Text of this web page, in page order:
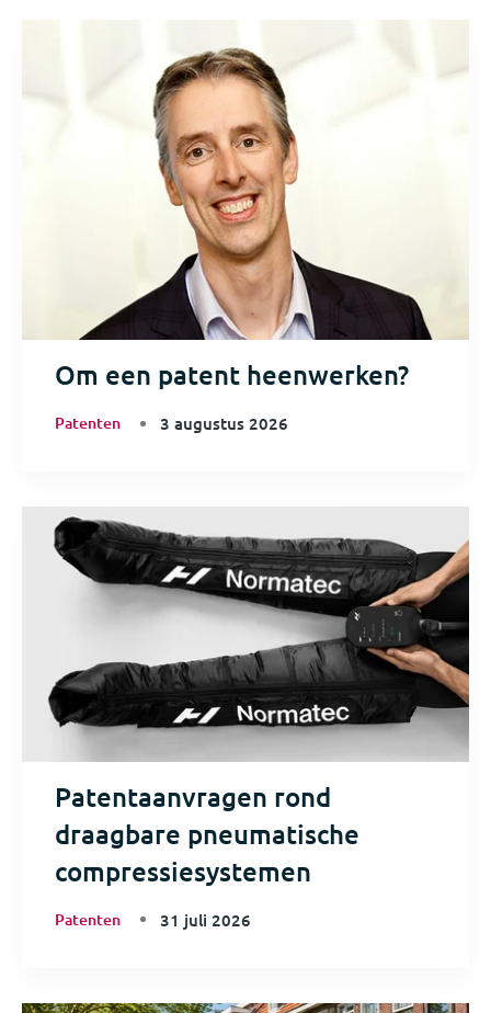
Om een patent heenwerken?
Patenten 3 augustus 2026
Patentaanvragen rond
draagbare pneumatische
compressiesystemen
Patenten 31 juli 2026